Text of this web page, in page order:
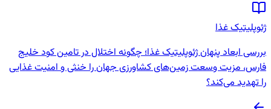
ژئوپلیتیک غذا
بررسی ابعاد پنهان ژئوپلیتیک غذا؛ چگونه اختلال در تامین کود خلیج
فارس، مزیت وسعت زمین‌های کشاورزی جهان را خنثی و امنیت غذایی
را تهدید می‌کند؟